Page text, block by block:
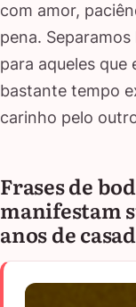
com amor,
pena.
para aqueles que
bastante tempo
carinho pelo
Frases de
manifestam
anos de